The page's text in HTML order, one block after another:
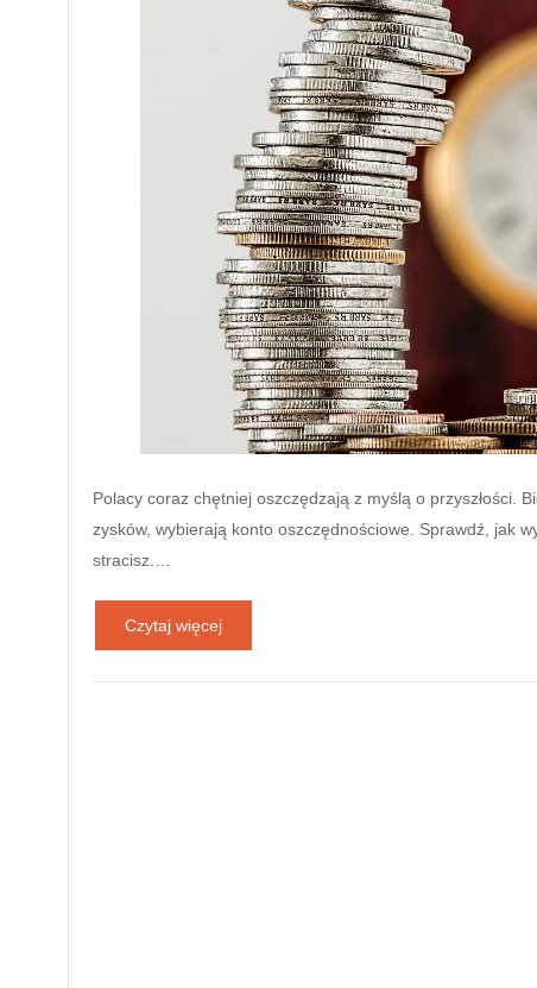
Polacy coraz chętniej oszczędzają z myślą o przyszłości.
zysków, wybierają konto oszczędnościowe. Sprawdź, jak
stracisz.…
Czytaj więcej